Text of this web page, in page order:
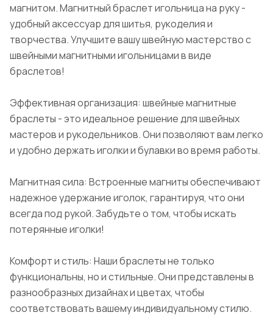
магнитом. Магнитный браслет игольница на руку -
удобный аксессуар для шитья, рукоделия и
творчества. Улучшите вашу швейную мастерство с
швейными магнитными игольницами в виде
браслетов!
Эффективная организация: швейные магнитные
браслеты - это идеальное решение для швейных
мастеров и рукодельников. Они позволяют вам легко
и удобно держать иголки и булавки во время работы.
Магнитная сила: Встроенные магниты обеспечивают
надежное удержание иголок, гарантируя, что они
всегда под рукой. Забудьте о том, чтобы искать
потерянные иголки!
Комфорт и стиль: Наши браслеты не только
функциональны, но и стильные. Они представлены в
разнообразных дизайнах и цветах, чтобы
соответствовать вашему индивидуальному стилю.